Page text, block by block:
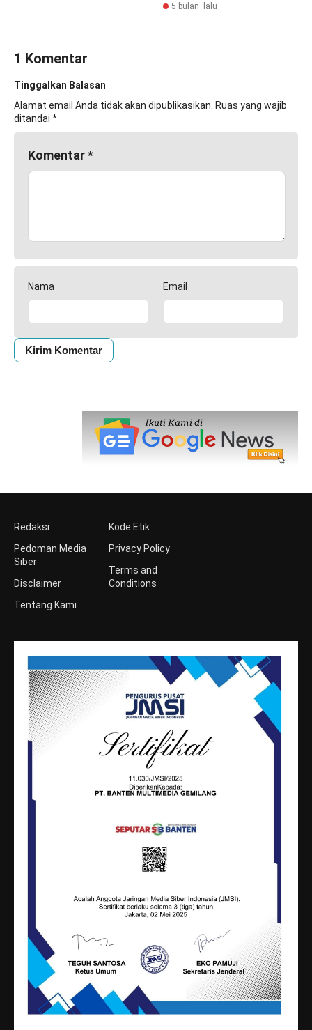
5 bulan lalu
1 Komentar
Tinggalkan Balasan
Alamat email Anda tidak akan dipublikasikan. Ruas yang wajib
ditandai *
Komentar*
Nama Email
Redaksi
Pedoman Media
Siber
Disclaimer
Tentang Kami
Kode Etik
Privacy Policy
Terms and
Conditions